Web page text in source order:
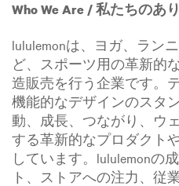
Who We Are / 私たちのあ
lululemonは、ヨガ、ラン
ど、スポーツ用の革新的
造販売を行う企業です。
機能的なデザインのスタ
動、成長、つながり、ウ
する革新的なプロダクト
しています。lululemonの
ト、ストアへの注力、従